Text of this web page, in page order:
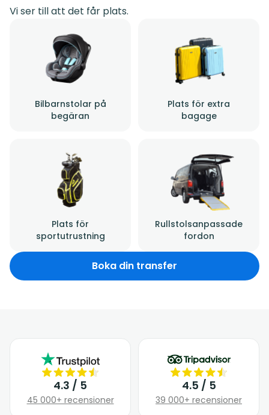
Vi ser till att det får plats.
Bilbarnstolar på
begäran
Plats för extra
bagage
Plats för
sportutrustning
Rullstolsanpassade
fordon
Boka din transfer
4.3 / 5
45 000+ recensioner
4.5 / 5
39 000+ recensioner